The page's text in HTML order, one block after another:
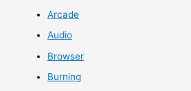
Arcade
Audio
Browser
Burning